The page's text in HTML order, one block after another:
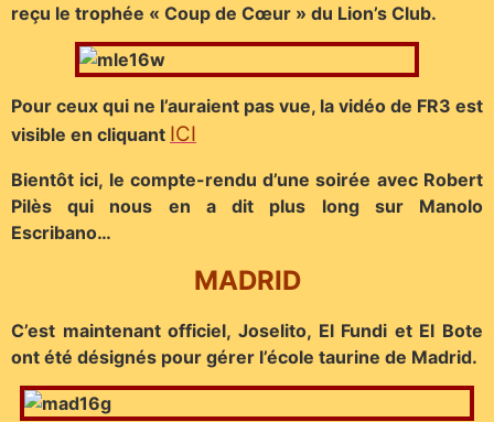
reçu le trophée « Coup de Cœur » du Lion’s Club.
Pour ceux qui ne l’auraient pas vue, la vidéo de FR3 est
visible en cliquant ICI
Bientôt ici, le compte-rendu d’une soirée avec Robert
Pilès qui nous en a dit plus long sur Manolo
Escribano…
MADRID
C’est maintenant officiel, Joselito, El Fundi et El Bote
ont été désignés pour gérer l’école taurine de Madrid.